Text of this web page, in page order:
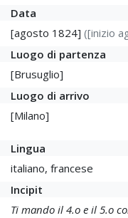
Data
[agosto 1824] ([inizio
Luogo di partenza
[Brusuglio]
Luogo di arrivo
[Milano]
Lingua
italiano, francese
Incipit
Ti mando il 4.o e il 5.o